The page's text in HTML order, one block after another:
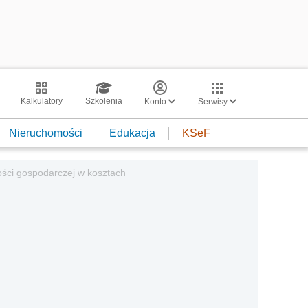
Kalkulatory Szkolenia Konto Serwisy
Nieruchomości Edukacja KSeF
gospodarczej w kosztach